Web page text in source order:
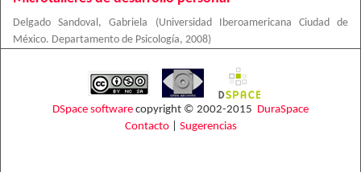
Delgado Sandoval, Gabriela (Universidad Iberoamericana Ciudad de
México. Departamento de Psicología, 2008)
DSpace software copyright © 2002-2015 DuraSpace
Contacto| Sugerencias